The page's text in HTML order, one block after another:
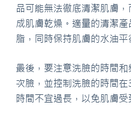
品可能無法徹底清潔肌膚
成肌膚乾燥。適量的清潔
脂，同時保持肌膚的水油平
最後，要注意洗臉的時間
次臉，並控制洗臉的時間
時間不宜過長，以免肌膚受